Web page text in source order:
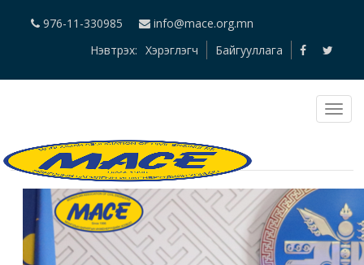
976-11-330985
info@mace.org.mn
Нэвтрэх: Хэрэглэгч Байгууллага